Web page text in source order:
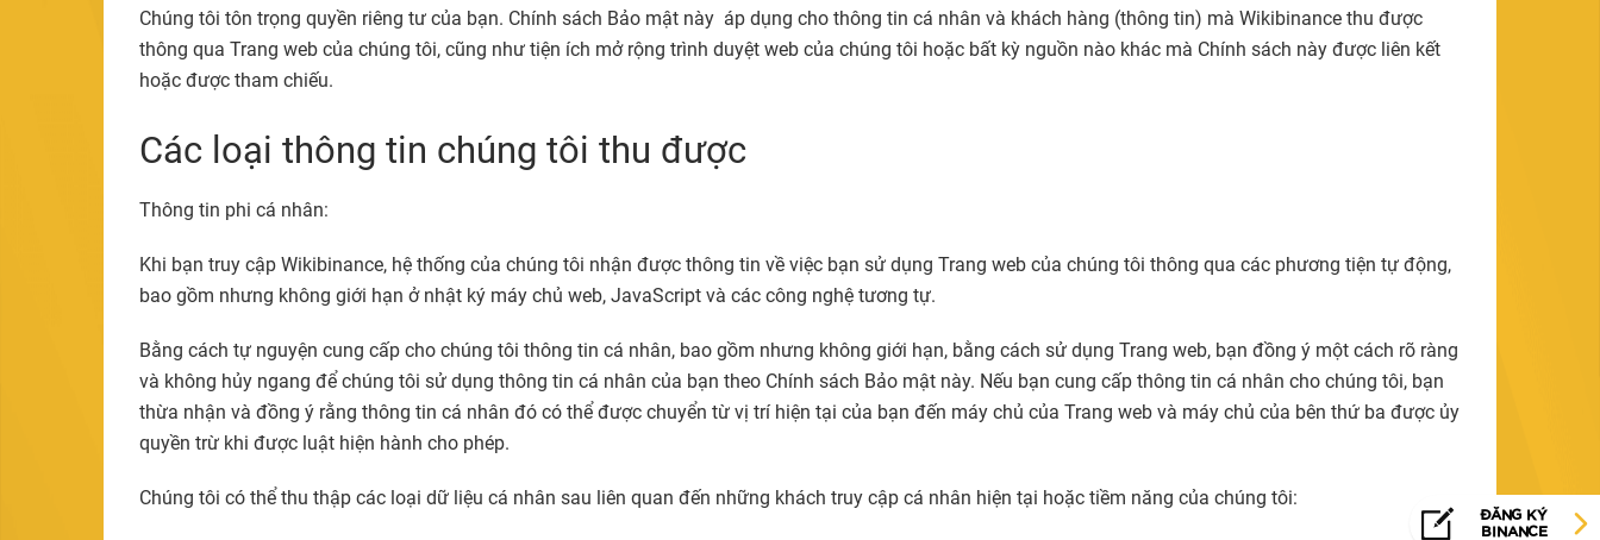
Chúng tôi tôn trọng quyền riêng tư của bạn. Chính sách Bảo mật này áp dụng cho thông tin cá nhân và khách hàng (thông tin) mà Wikibinance thu được
thông qua Trang web của chúng tôi, cũng như tiện ích mở rộng trình duyệt web của chúng tôi hoặc bất kỳ nguồn nào khác mà Chính sách này được liên kết
hoặc được tham chiếu.
Các loại thông tin chúng tôi thu được
Thông tin phi cá nhân:
Khi bạn truy cập Wikibinance, hệ thống của chúng tôi nhận được thông tin về việc bạn sử dụng Trang web của chúng tôi thông qua các phương tiện tự động,
bao gồm nhưng không giới hạn ở nhật ký máy chủ web, JavaScript và các công nghệ tương tự.
Bằng cách tự nguyện cung cấp cho chúng tôi thông tin cá nhân, bao gồm nhưng không giới hạn, bằng cách sử dụng Trang web, bạn đồng ý một cách rõ ràng
và không hủy ngang để chúng tôi sử dụng thông tin cá nhân của bạn theo Chính sách Bảo mật này. Nếu bạn cung cấp thông tin cá nhân cho chúng tôi, bạn
thừa nhận và đồng ý rằng thông tin cá nhân đó có thể được chuyển từ vị trí hiện tại của bạn đến máy chủ của Trang web và máy chủ của bên thứ ba được ủy
quyền trừ khi được luật hiện hành cho phép.
Chúng tôi có thể thu thập các loại dữ liệu cá nhân sau liên quan đến những khách truy cập cá nhân hiện tại hoặc tiềm năng của chúng tôi:
ĐĂNG KÝ
BINANCE